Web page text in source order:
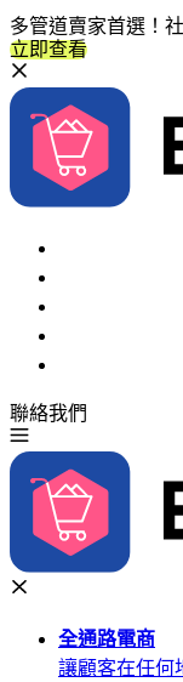
多管道賣家首選！
立即查看
聯絡我們
全通路電商
讓顧客在任何